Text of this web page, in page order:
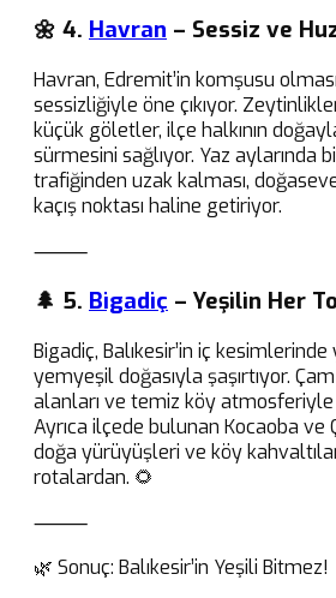
🌼 4. Havran – Sessiz ve
Havran, Edremit’in komşusu
sessizliğiyle öne çıkıyor.
küçük göletler, ilçe halkının
sürmesini sağlıyor. Yaz aylarında
trafiğinden uzak kalması,
kaçış noktası haline getiriyor.
⸻
🌲 5. Bigadiç – Yeşilin Her
Bigadiç, Balıkesir’in iç
yemyeşil doğasıyla şaşırtıyor.
alanları ve temiz köy atmosferiyle
Ayrıca ilçede bulunan Kocaoba ve
doğa yürüyüşleri ve köy
rotalardan. 🌻
⸻
🌿 Sonuç: Balıkesir’in Yeşili Bitmez!